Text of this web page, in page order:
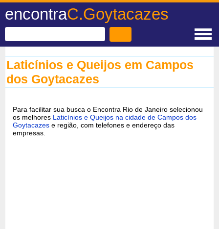
encontraC.Goytacazes
Laticínios e Queijos em Campos
dos Goytacazes
Para facilitar sua busca o Encontra Rio de Janeiro selecionou
os melhores Laticínios e Queijos na cidade de Campos dos
Goytacazes e região, com telefones e endereço das
empresas.